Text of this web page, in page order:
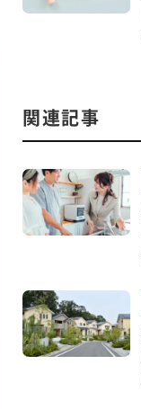
関連記事